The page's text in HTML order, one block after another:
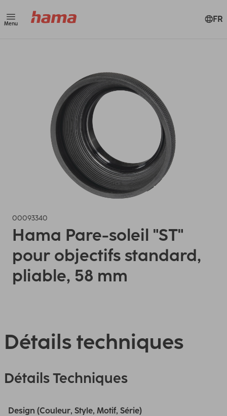
Menu FR
00093340
Hama Pare-soleil "ST"
pour objectifs standard,
pliable, 58 mm
Détails techniques
Détails Techniques
Design (Couleur, Style, Motif, Série)